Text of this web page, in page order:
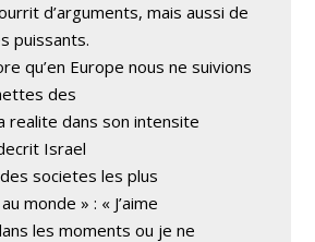
d’arguments, mais aussi de
puissants.
qu’en Europe nous ne suivions
des
realite dans son intensite
Israel
societes les plus
monde » : « J’aime
les moments ou je ne